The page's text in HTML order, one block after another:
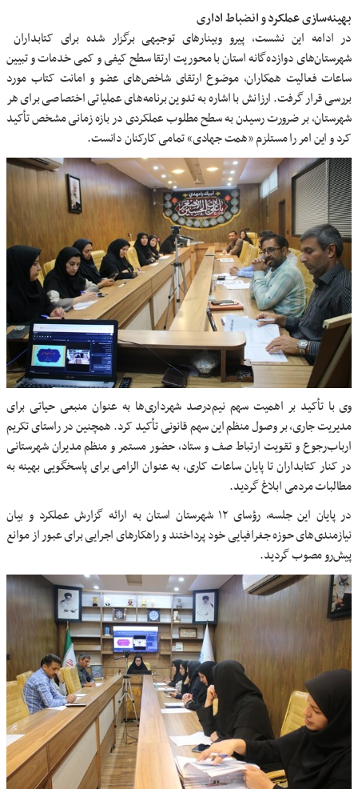
بهینه‌سازی عملکرد و انضباط اداری
در ادامه این نشست، پیرو وبینارهای توجیهی برگزار شده برای کتابداران
شهرستان‌های دوازده‌گانه استان با محوریت ارتقا سطح کیفی و کمی خدمات و تبیین
ساعات فعالیت همکاران، موضوع ارتقای شاخص‌های عضو و امانت کتاب مورد
بررسی قرار گرفت. ارزانش با اشاره به تدوین برنامه‌های عملیاتی اختصاصی برای هر
شهرستان، بر ضرورت رسیدن به سطح مطلوب عملکردی در بازه زمانی مشخص تأکید
کرد و این امر را مستلزم «همت جهادی» تمامی کارکنان دانست.
وی با تأکید بر اهمیت سهم نیم‌درصد شهرداری‌ها به عنوان منبعی حیاتی برای
مدیریت جاری، بر وصول منظم این سهم قانونی تأکید کرد. همچنین در راستای تکریم
ارباب‌رجوع و تقویت ارتباط صف و ستاد، حضور مستمر و منظم مدیران شهرستانی
در کنار کتابداران تا پایان ساعات کاری، به عنوان الزامی برای پاسخگویی بهینه به
مطالبات مردمی ابلاغ گردید.
در پایان این جلسه، رؤسای ۱۲ شهرستان استان به ارائه گزارش عملکرد و بیان
نیازمندی‌های حوزه جغرافیایی خود پرداختند و راهکارهای اجرایی برای عبور از موانع
پیش‌رو مصوب گردید.